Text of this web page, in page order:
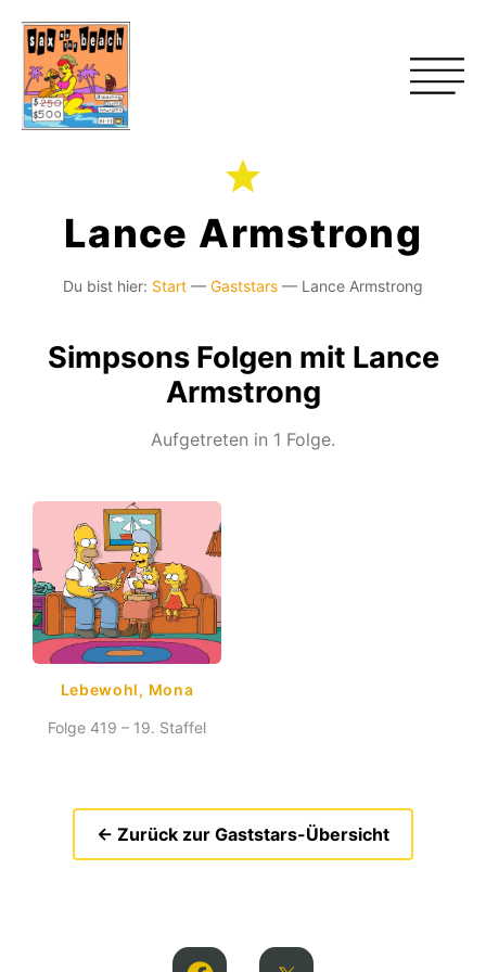
Lance Armstrong
Du bist hier: Start — Gaststars — Lance Armstrong
Simpsons Folgen mit Lance
Armstrong
Aufgetreten in 1 Folge.
Lebewohl, Mona
Folge 419 – 19. Staffel
← Zurück zur Gaststars-Übersicht